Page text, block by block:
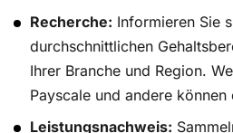
Recherche: Informieren Sie
durchschnittlichen
Ihrer Branche und Region.
Payscale und andere
Leistungsnachweis: